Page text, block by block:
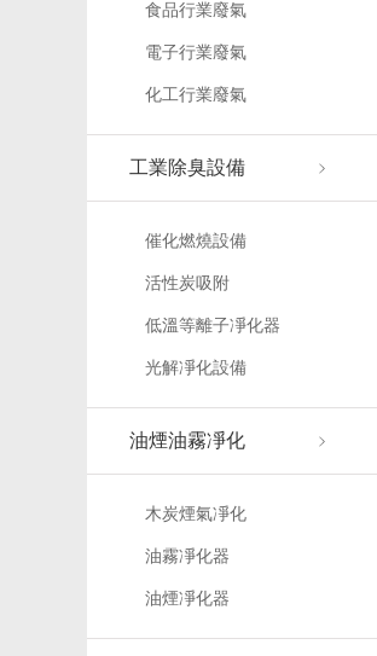
食品行業廢氣
電子行業廢氣
化工行業廢氣
工業除臭設備
催化燃燒設備
活性炭吸附
低溫等離子凈化器
光解凈化設備
油煙油霧凈化
木炭煙氣凈化
油霧凈化器
油煙凈化器